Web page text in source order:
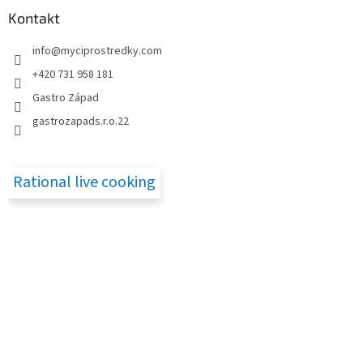
Kontakt
info@myciprostredky.com
+420 731 958 181
Gastro Západ
gastrozapads.r.o.22
Rational live cooking